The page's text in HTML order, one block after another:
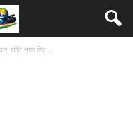
शांति नगर शिव...